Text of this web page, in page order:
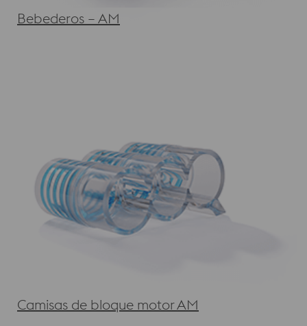
Bebederos – AM
Camisas de bloque motor AM